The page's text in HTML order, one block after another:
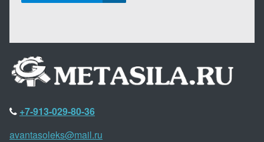
+7-913-029-80-36
avantasoleks@mail.ru